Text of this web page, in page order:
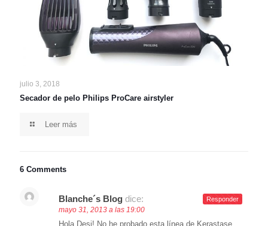
julio 3, 2018
Secador de pelo Philips ProCare airstyler
Leer más
6 Comments
Blanche´s Blog dice:
mayo 31, 2013 a las 19:00
Hola Desi! No he probado esta línea de Kerastase
Responder